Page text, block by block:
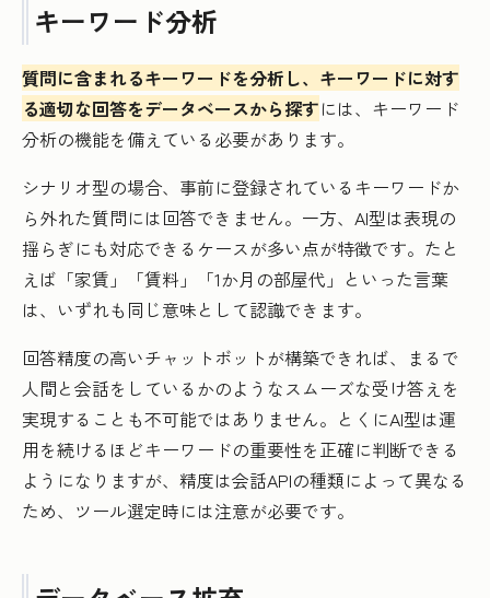
キーワード分析
質問に含まれるキーワードを分析し、キーワードに対す
る適切な回答をデータベースから探すには、キーワード
分析の機能を備えている必要があります。
シナリオ型の場合、事前に登録されているキーワードか
ら外れた質問には回答できません。一方、AI型は表現の
揺らぎにも対応できるケースが多い点が特徴です。たと
えば「家賃」「賃料」「1か月の部屋代」といった言葉
は、いずれも同じ意味として認識できます。
回答精度の高いチャットボットが構築できれば、まるで
人間と会話をしているかのようなスムーズな受け答えを
実現することも不可能ではありません。とくにAI型は運
用を続けるほどキーワードの重要性を正確に判断できる
ようになりますが、精度は会話APIの種類によって異なる
ため、ツール選定時には注意が必要です。